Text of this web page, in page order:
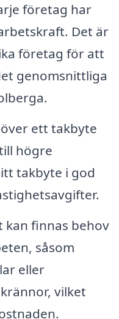
företag har
Det är
företag för att
genomsnittliga
ett takbyte
högre
takbyte i god
kan finnas behov
såsom
eller
vilket